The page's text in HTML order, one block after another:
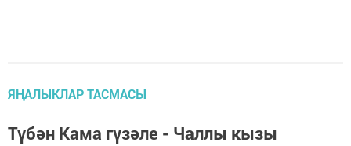
ЯҢАЛЫКЛАР ТАСМАСЫ
Түбән Кама гүзәле - Чаллы кызы